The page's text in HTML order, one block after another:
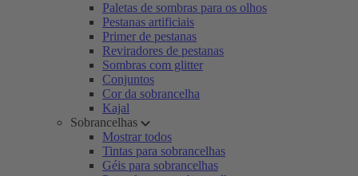
Paletas de sombras para os olhos
Pestanas artificiais
Primer de pestanas
Reviradores de pestanas
Sombras com glitter
Conjuntos
Cor da sobrancelha
Kajal
Sobrancelhas
Mostrar todos
Tintas para sobrancelhas
Géis para sobrancelhas